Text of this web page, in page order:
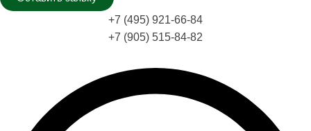
+7 (495) 921-66-84
+7 (905) 515-84-82